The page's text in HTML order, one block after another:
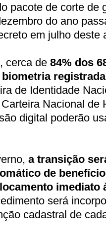
pacote de corte de
do ano
em julho deste
cerca de 84% dos
de Identidade
Nacional de
digital poderão
a transição
de
imediato
será
cadastral de